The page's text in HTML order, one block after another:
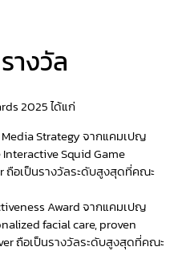
างวัล
2025 ได้แก่
Media Strategy จากแคมเปญ
Interactive Squid Game
ถือเป็นรางวัลระดับสูงสุดที่คณะ
Award จากแคมเปญ
facial care, proven
ถือเป็นรางวัลระดับสูงสุดที่คณะ